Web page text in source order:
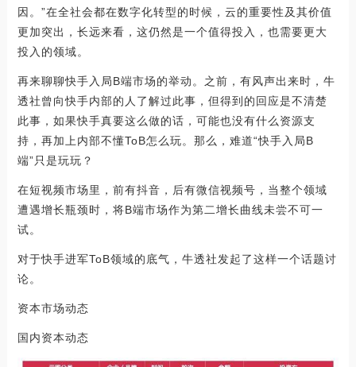
因。”在全社会都在数字化转型的时候，云的重要性及其价值
更加突出，长远来看，这仍然是一个值得投入，也需要更大
投入的领域。
再来聊聊快手入局B端市场的举动。之前，有风声出来时，牛
透社曾向快手内部的人了解过此事，但得到的回应是不清楚
此事，如果快手真要这么做的话，可能也没有什么资源支
持，再加上内部不懂ToB怎么玩。那么，难道“快手入局B
端”只是玩玩？
在短视频市场里，前有抖音，后有微信视频号，当整个领域
遭遇增长瓶颈时，将B端市场作为第二增长曲线未尝不可一
试。
对于快手进军ToB领域的底气，牛透社发起了这样一个话题讨
论。
资本市场动态
国内资本动态